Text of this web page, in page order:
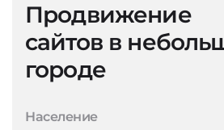
Продвижение
сайтов в
городе
Население